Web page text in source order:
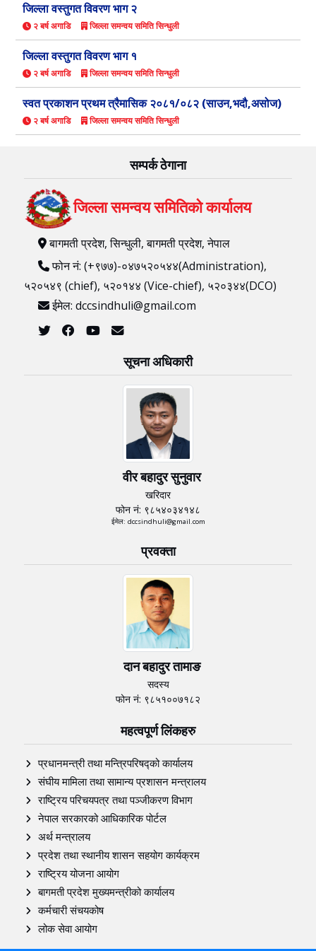
जिल्ला वस्तुगत विवरण भाग २
२ बर्ष अगाडि जिल्ला समन्वय समिति सिन्धुली
जिल्ला वस्तुगत विवरण भाग १
२ बर्ष अगाडि जिल्ला समन्वय समिति सिन्धुली
स्वत प्रकाशन प्रथम त्रैमासिक २०८१/०८२ (साउन,भदौ,असोज)
२ बर्ष अगाडि जिल्ला समन्वय समिति सिन्धुली
सम्पर्क ठेगाना
जिल्ला समन्वय समितिको कार्यालय
बागमती प्रदेश, सिन्धुली, बागमती प्रदेश, नेपाल
फोन नं: (+९७७)-०४७५२०५४४(Administration),
५२०५४९ (chief), ५२०१४४ (Vice-chief), ५२०३४४(DCO)
ईमेल: dccsindhuli@gmail.com
सूचना अधिकारी
वीर बहादुर सुनुवार
खरिदार
फोन नं: ९८५४०३४१४८
ईमेल: dccsindhuli@gmail.com
प्रवक्ता
दान बहादुर तामाङ
सदस्य
फोन नं: ९८५१००७१८२
महत्वपूर्ण लिंकहरु
प्रधानमन्त्री तथा मन्त्रिपरिषद्को कार्यालय
संघीय मामिला तथा सामान्य प्रशासन मन्त्रालय
राष्ट्रिय परिचयपत्र तथा पञ्‍जीकरण विभाग
नेपाल सरकारको आधिकारिक पोर्टल
अर्थ मन्त्रालय
प्रदेश तथा स्थानीय शासन सहयोग कार्यक्रम
राष्ट्रिय योजना आयोग
बागमती प्रदेश मुख्यमन्त्रीको कार्यालय
कर्मचारी संचयकोष
लोक सेवा आयोग